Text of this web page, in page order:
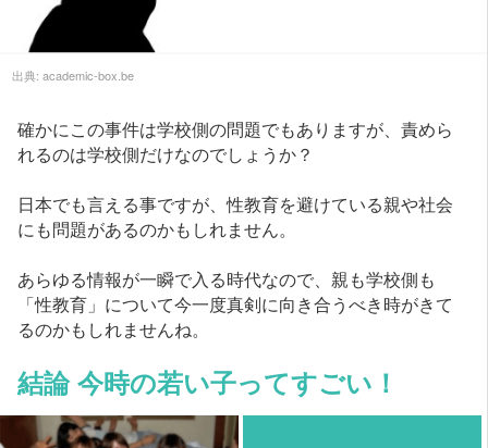
出典: academic-box.be
確かにこの事件は学校側の問題でもありますが、責めら
れるのは学校側だけなのでしょうか？
日本でも言える事ですが、性教育を避けている親や社会
にも問題があるのかもしれません。
あらゆる情報が一瞬で入る時代なので、親も学校側も
「性教育」について今一度真剣に向き合うべき時がきて
るのかもしれませんね。
結論 今時の若い子ってすごい！